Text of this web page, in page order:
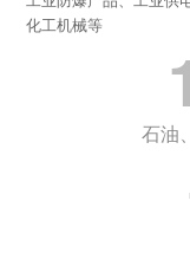
化工机械等
石油